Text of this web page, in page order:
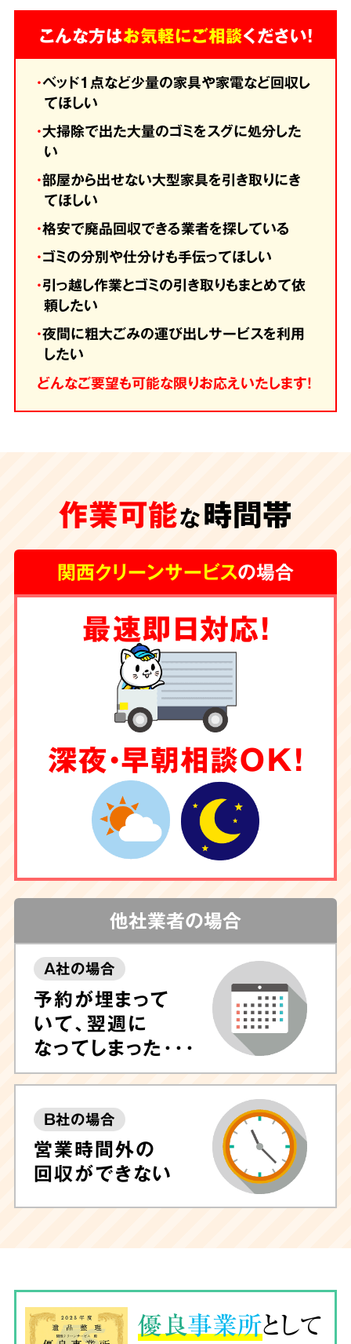
こんな方はお気軽にご相談ください！
・ベッド1点など少量の家具や家電など回収し
てほしい
・大掃除で出た大量のゴミをスグに処分した
い
・部屋から出せない大型家具を引き取りにき
てほしい
・格安で廃品回収できる業者を探している
・ゴミの分別や仕分けも手伝ってほしい
・引っ越し作業とゴミの引き取りもまとめて依
頼したい
・夜間に粗大ごみの運び出しサービスを利用
したい
どんなご要望も可能な限りお応えいたします！
作業可能な時間帯
関西クリーンサービスの場合
最速即日対応！
深夜・早朝相談OK！
他社業者の場合
A社の場合
予約が埋まって
いて、翌週に
なってしまった･･･
B社の場合
営業時間外の
回収ができない
優良事業所として